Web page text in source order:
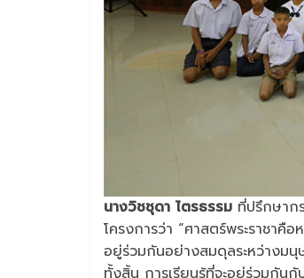
นางวิชชุดา ไตรธรรม ที่ปรึกษาก
โครงการว่า “ศาสตร์พระราชา
อยู่ร่วมกันอย่างสมดุลระหว่างมนุ
ทั้งสิ้น การเรียนรู้ที่จะอยู่ร่วมกัน